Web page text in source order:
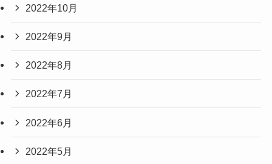
2022年10月
2022年9月
2022年8月
2022年7月
2022年6月
2022年5月